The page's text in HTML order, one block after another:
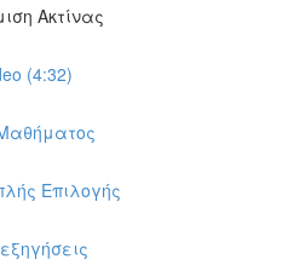
Ακτίνας
(4:32)
Επιλογής